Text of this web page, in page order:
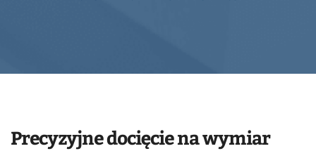
Precyzyjne docięcie na wymiar